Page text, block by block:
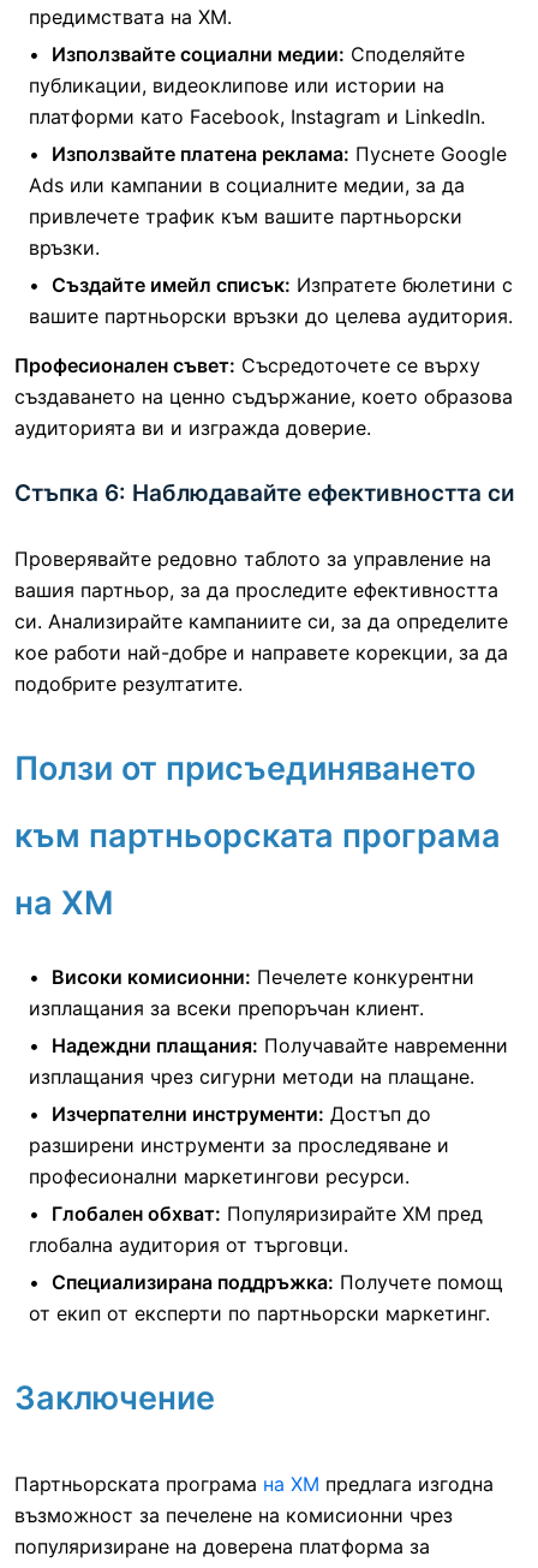
предимствата на XM.
Използвайте социални медии: Споделяйте
публикации, видеоклипове или истории на
платформи като Facebook, Instagram и LinkedIn.
Използвайте платена реклама: Пуснете Google
Ads или кампании в социалните медии, за да
привлечете трафик към вашите партньорски
връзки.
Създайте имейл списък: Изпратете бюлетини с
вашите партньорски връзки до целева аудитория.
Професионален съвет: Съсредоточете се върху
създаването на ценно съдържание, което образова
аудиторията ви и изгражда доверие.
Стъпка 6: Наблюдавайте ефективността си
Проверявайте редовно таблото за управление на
вашия партньор, за да проследите ефективността
си. Анализирайте кампаниите си, за да определите
кое работи най-добре и направете корекции, за да
подобрите резултатите.
Ползи от присъединяването
към партньорската програма
на XM
Високи комисионни: Печелете конкурентни
изплащания за всеки препоръчан клиент.
Надеждни плащания: Получавайте навременни
изплащания чрез сигурни методи на плащане.
Изчерпателни инструменти: Достъп до
разширени инструменти за проследяване и
професионални маркетингови ресурси.
Глобален обхват: Популяризирайте XM пред
глобална аудитория от търговци.
Специализирана поддръжка: Получете помощ
от екип от експерти по партньорски маркетинг.
Заключение
Партньорската програма на XM предлага изгодна
възможност за печелене на комисионни чрез
популяризиране на доверена платформа за